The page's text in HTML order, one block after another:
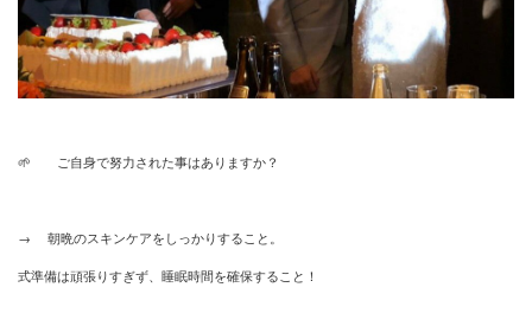
🌱 ご自身で努力された事はありますか？
→ 朝晩のスキンケアをしっかりすること。
式準備は頑張りすぎず、睡眠時間を確保すること！